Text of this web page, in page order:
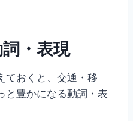
・表現
ておくと、交通・移
と豊かになる動詞・表